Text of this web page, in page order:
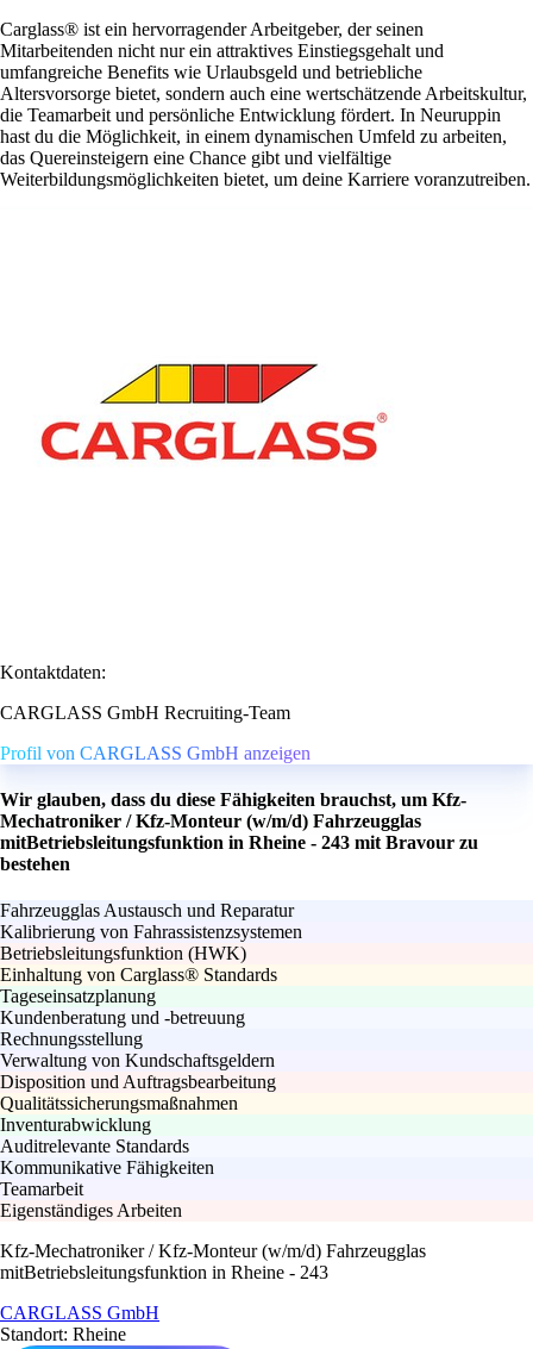
Carglass® ist ein hervorragender Arbeitgeber, der seinen
Mitarbeitenden nicht nur ein attraktives Einstiegsgehalt und
umfangreiche Benefits wie Urlaubsgeld und betriebliche
Altersvorsorge bietet, sondern auch eine wertschätzende Arbeitskultur,
die Teamarbeit und persönliche Entwicklung fördert. In Neuruppin
hast du die Möglichkeit, in einem dynamischen Umfeld zu arbeiten,
das Quereinsteigern eine Chance gibt und vielfältige
Weiterbildungsmöglichkeiten bietet, um deine Karriere voranzutreiben.
Kontaktdaten:
CARGLASS GmbH Recruiting-Team
Profil von CARGLASS GmbH anzeigen
Wir glauben, dass du diese Fähigkeiten brauchst, um Kfz-
Mechatroniker / Kfz-Monteur (w/m/d) Fahrzeugglas
mitBetriebsleitungsfunktion in Rheine - 243 mit Bravour zu
bestehen
Fahrzeugglas Austausch und Reparatur
Kalibrierung von Fahrassistenzsystemen
Betriebsleitungsfunktion (HWK)
Einhaltung von Carglass® Standards
Tageseinsatzplanung
Kundenberatung und -betreuung
Rechnungsstellung
Verwaltung von Kundschaftsgeldern
Disposition und Auftragsbearbeitung
Qualitätssicherungsmaßnahmen
Inventurabwicklung
Auditrelevante Standards
Kommunikative Fähigkeiten
Teamarbeit
Eigenständiges Arbeiten
Kfz-Mechatroniker / Kfz-Monteur (w/m/d) Fahrzeugglas
mitBetriebsleitungsfunktion in Rheine - 243
CARGLASS GmbH
Standort: Rheine